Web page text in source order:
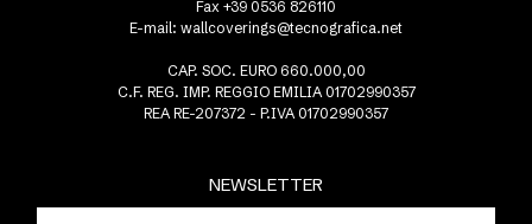
NEWSLETTER
Fax +39 0536 826110
E-mail: wallcoverings@tecnografica.net
CAP. SOC. EURO 660.000,00
C.F. REG. IMP. REGGIO EMILIA 01702990357
REA RE-207372 - P.IVA 01702990357